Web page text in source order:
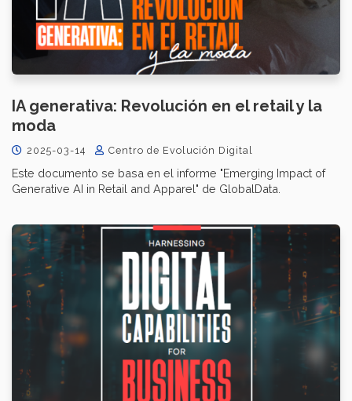
IA generativa: Revolución en el retail y la
moda
2025-03-14 Centro de Evolución Digital
Este documento se basa en el informe "Emerging Impact of
Generative AI in Retail and Apparel" de GlobalData.